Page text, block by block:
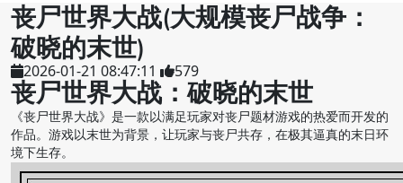
丧尸世界大战(大规模丧尸战争：
破晓的末世)
2026-01-21 08:47:11 579
丧尸世界大战：破晓的末世
《丧尸世界大战》是一款以满足玩家对丧尸题材游戏的热爱而开发的
作品。游戏以末世为背景，让玩家与丧尸共存，在极其逼真的末日环
境下生存。